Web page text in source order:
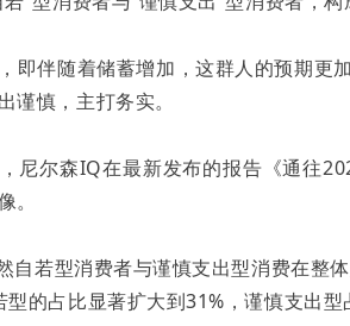
即伴随着储蓄增加，这群人的预期更
谨慎，主打务实。
尼尔森IQ在最新发布的报告《通往
。
自若型消费者与谨慎支出型消费在整
的占比显著扩大到31%，谨慎支出型